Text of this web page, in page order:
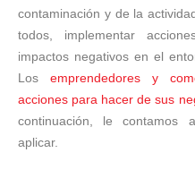
contaminación y de la
todos, implementar
impactos negativos en el
Los emprendedores y
acciones para hacer de sus
continuación, le contamos
aplicar.